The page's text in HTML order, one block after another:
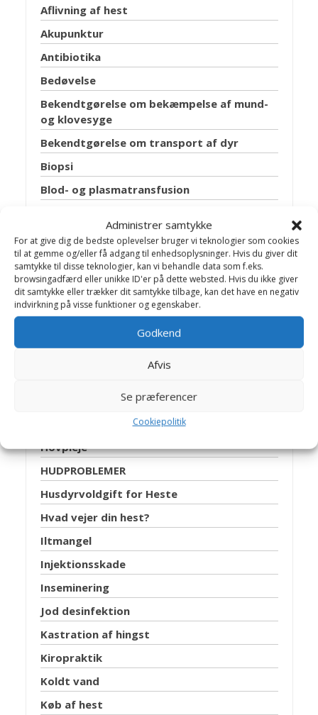
Administrer samtykke
For at give dig de bedste oplevelser bruger vi teknologier som cookies
til at gemme og/eller få adgang til enhedsoplysninger. Hvis du giver dit
samtykke til disse teknologier, kan vi behandle data som f.eks.
browsingadfærd eller unikke ID'er på dette websted. Hvis du ikke giver
dit samtykke eller trækker dit samtykke tilbage, kan det have en negativ
indvirkning på visse funktioner og egenskaber.
Godkend
Afvis
Se præferencer
Cookiepolitik
Aflivning af hest
Akupunktur
Antibiotika
Bedøvelse
Bekendtgørelse om bekæmpelse af mund-
og klovesyge
Bekendtgørelse om transport af dyr
Biopsi
Blod- og plasmatransfusion
Brug af hestedækken
Chipmærkning
Desinfektion
Dyreværnslov
Hovpleje
HUDPROBLEMER
Husdyrvoldgift for Heste
Hvad vejer din hest?
Iltmangel
Injektionsskade
Inseminering
Jod desinfektion
Kastration af hingst
Kiropraktik
Koldt vand
Køb af hest